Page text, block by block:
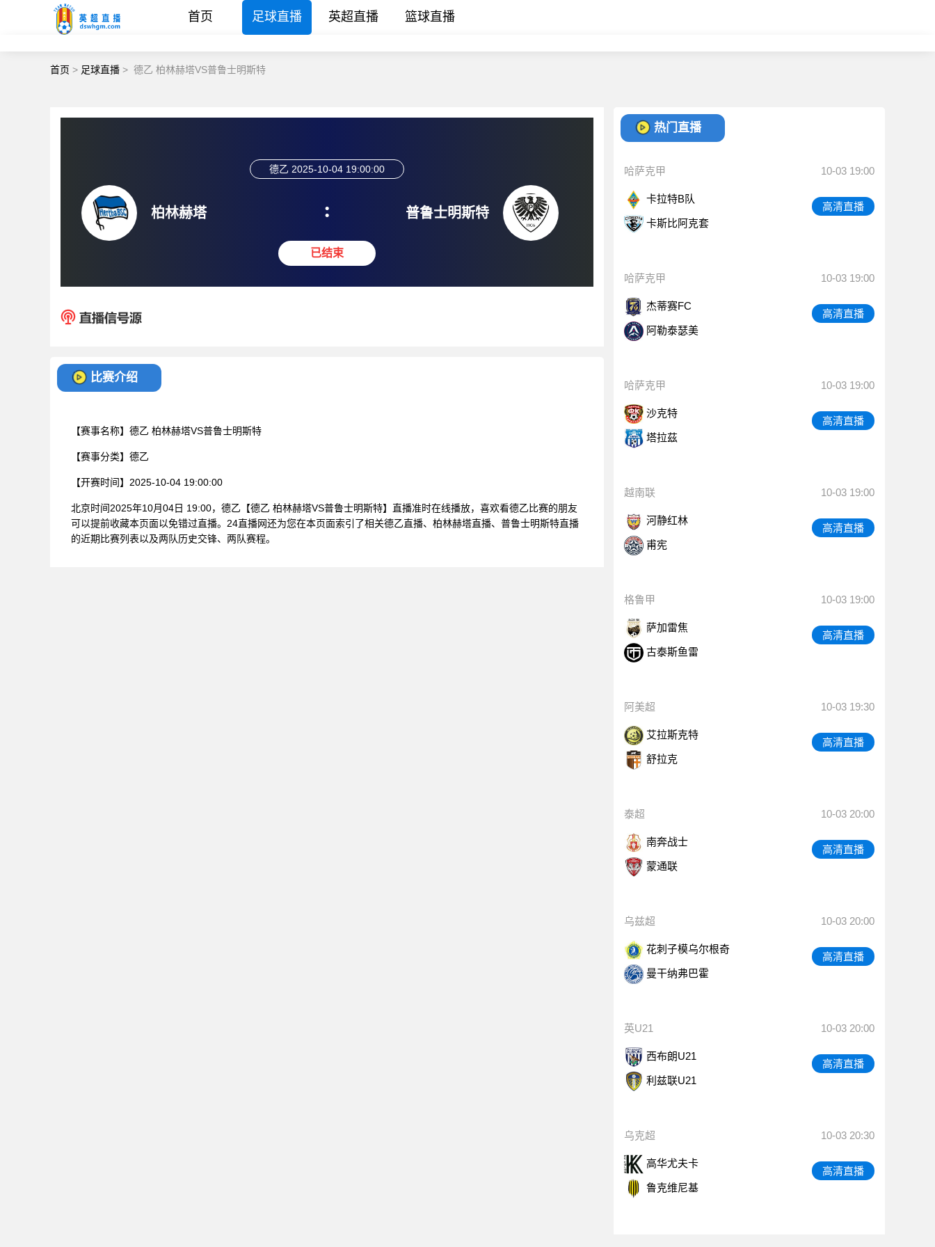
首页 足球直播 英超直播 篮球直播
首页 > 足球直播 > 德乙 柏林赫塔VS普鲁士明斯特
柏林赫塔
德乙 2025-10-04 19:00:00
:
已结束
普鲁士明斯特
比赛介绍
【赛事名称】 德乙 柏林赫塔VS普鲁士明斯特
【赛事分类】 德乙
【开赛时间】 2025-10-04 19:00:00
北京时间2025年10月04日 19:00，德乙【德乙 柏林赫塔VS普鲁士明斯特】直播准时在线播放，喜欢看德乙比赛的朋友
可以提前收藏本页面以免错过直播。24直播网还为您在本页面索引了相关德乙直播、柏林赫塔直播、普鲁士明斯特直播
的近期比赛列表以及两队历史交锋、两队赛程。
热门直播
哈萨克甲 10-03 19:00
卡拉特B队
卡斯比阿克套
高清直播
哈萨克甲 10-03 19:00
杰蒂赛FC
阿勒泰瑟美
高清直播
哈萨克甲 10-03 19:00
沙克特
塔拉茲
高清直播
越南联 10-03 19:00
河静红林
甫宪
高清直播
格鲁甲 10-03 19:00
萨加雷焦
古泰斯鱼雷
高清直播
阿美超 10-03 19:30
艾拉斯克特
舒拉克
高清直播
泰超 10-03 20:00
南奔战士
蒙通联
高清直播
乌兹超 10-03 20:00
花刺子模乌尔根奇
曼干纳弗巴霍
高清直播
英U21 10-03 20:00
西布朗U21
利兹联U21
高清直播
乌克超 10-03 20:30
高华尤夫卡
鲁克维尼基
高清直播